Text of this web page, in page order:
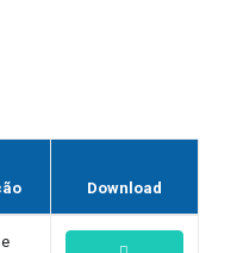
Download